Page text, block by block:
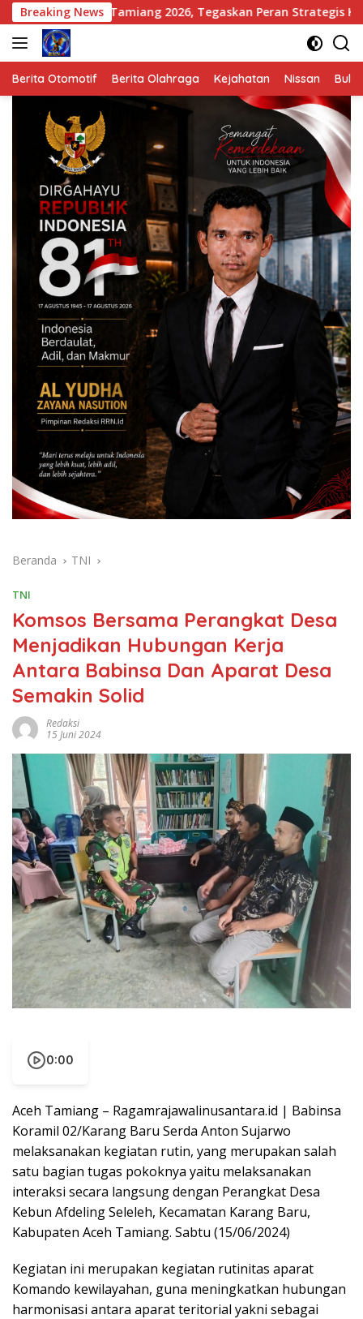
Langsung
ke
konten
Breaking News
2026, Tegaskan Peran Strategis Komunikasi dalam
Berita Otomotif Berita Olahraga Kejahatan Nissan
Beranda TNI
TNI
Komsos Bersama Perangkat Desa
Menjadikan Hubungan Kerja
Antara Babinsa Dan Aparat Desa
Semakin Solid
Redaksi
15 Juni 2024
0:00
Aceh Tamiang – Ragamrajawalinusantara.id | Babinsa
Koramil 02/Karang Baru Serda Anton Sujarwo
melaksanakan kegiatan rutin, yang merupakan salah
satu bagian tugas pokoknya yaitu melaksanakan
interaksi secara langsung dengan Perangkat Desa
Kebun Afdeling Seleleh, Kecamatan Karang Baru,
Kabupaten Aceh Tamiang. Sabtu (15/06/2024)
Kegiatan ini merupakan kegiatan rutinitas aparat
Komando kewilayahan, guna meningkatkan hubungan
harmonisasi antara aparat teritorial yakni sebagai